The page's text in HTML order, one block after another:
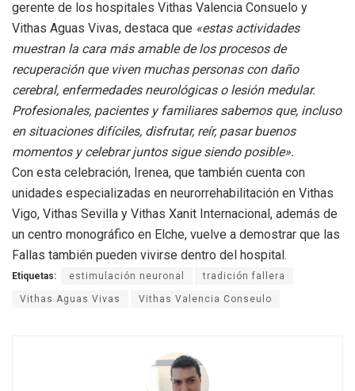
gerente de los hospitales Vithas Valencia Consuelo y
Vithas Aguas Vivas, destaca que «estas actividades
muestran la cara más amable de los procesos de
recuperación que viven muchas personas con daño
cerebral, enfermedades neurológicas o lesión medular.
Profesionales, pacientes y familiares sabemos que, incluso
en situaciones difíciles, disfrutar, reír, pasar buenos
momentos y celebrar juntos sigue siendo posible».
Con esta celebración, Irenea, que también cuenta con
unidades especializadas en neurorrehabilitación en Vithas
Vigo, Vithas Sevilla y Vithas Xanit Internacional, además de
un centro monográfico en Elche, vuelve a demostrar que las
Fallas también pueden vivirse dentro del hospital.
Etiquetas: estimulación neuronal tradición fallera
Vithas Aguas Vivas Vithas Valencia Conseulo